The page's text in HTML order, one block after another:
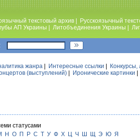
текстовый архив Русскоязычный
АП Украины Литобъединения Украины
жанра Интересные ссылки Конкурсы,
(выступлений) Иронические картинки
статусами
Н О П Р С Т У Ф Х Ц Ч Ш Щ Э Ю Я